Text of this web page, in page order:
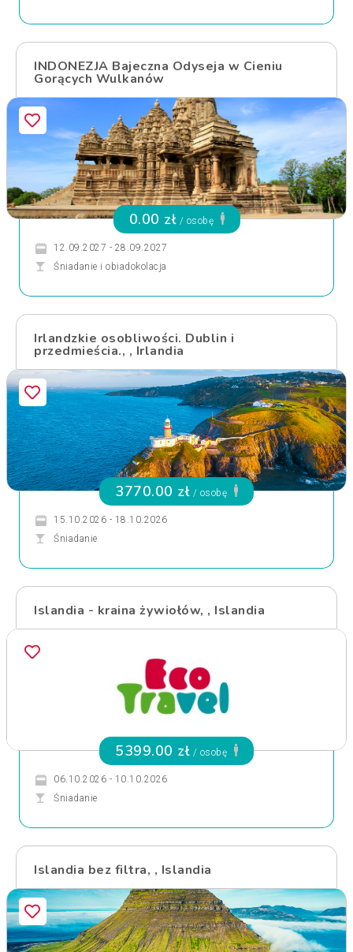
INDONEZJA Bajeczna Odyseja w Cieniu
Gorących Wulkanów
0.00 zł / osobę
12.09.2027 - 28.09.2027
Śniadanie i obiadokolacja
Irlandzkie osobliwości. Dublin i
przedmieścia., , Irlandia
3770.00 zł / osobę
15.10.2026 - 18.10.2026
Śniadanie
Islandia - kraina żywiołów, , Islandia
5399.00 zł / osobę
06.10.2026 - 10.10.2026
Śniadanie
Islandia bez filtra, , Islandia